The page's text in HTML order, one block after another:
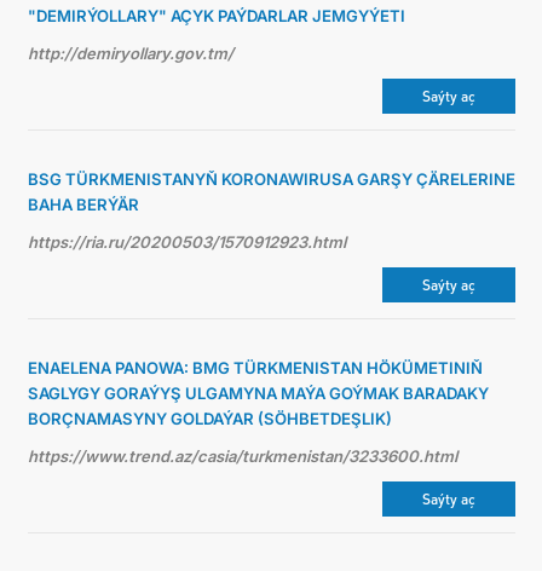
"DEMIRÝOLLARY" AÇYK PAÝDARLAR JEMGYÝETI
http://demiryollary.gov.tm/
Saýty aç
BSG TÜRKMENISTANYŇ KORONAWIRUSA GARŞY ÇÄRELERINE
BAHA BERÝÄR
https://ria.ru/20200503/1570912923.html
Saýty aç
ENAELENA PANOWA: BMG TÜRKMENISTAN HÖKÜMETINIŇ
SAGLYGY GORAÝYŞ ULGAMYNA MAÝA GOÝMAK BARADAKY
BORÇNAMASYNY GOLDAÝAR (SÖHBETDEŞLIK)
https://www.trend.az/casia/turkmenistan/3233600.html
Saýty aç